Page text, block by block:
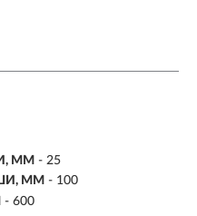
ММ - 25
ММ - 100
- 600